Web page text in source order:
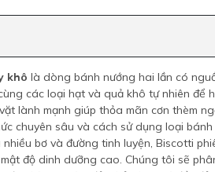
khô là dòng bánh nướng hai lần có
các loại hạt và quả khô tự nhiên để
lành mạnh giúp thỏa mãn cơn thèm
chuyên sâu và cách sử dụng loại
bơ và đường tinh luyện, Biscotti
độ dinh dưỡng cao. Chúng tôi sẽ